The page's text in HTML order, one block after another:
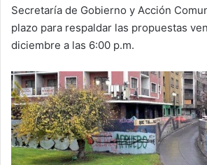
Secretaría de Gobierno y Acción
plazo para respaldar las propuestas
diciembre a las 6:00 p.m.